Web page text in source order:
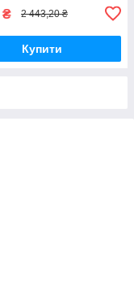
₴ 2 443,20 ₴
Купити